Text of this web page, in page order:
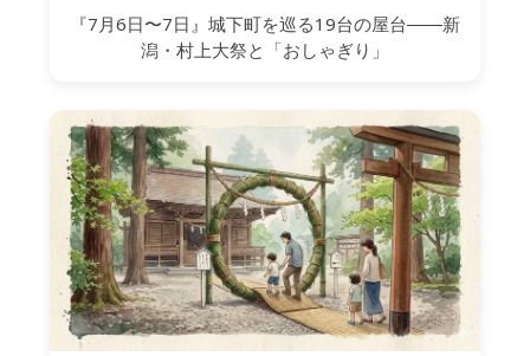
『7月6日〜7日』城下町を巡る19台の屋台――新
潟・村上大祭と「おしゃぎり」